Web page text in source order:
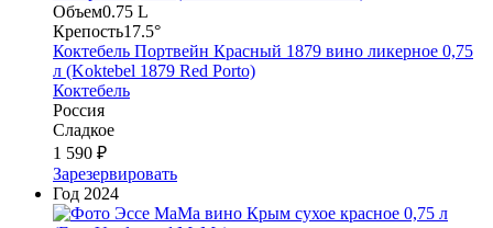
Объем0.75 L
Крепость17.5°
Коктебель Портвейн Красный 1879 вино ликерное 0,75
л (Koktebel 1879 Red Porto)
Коктебель
Россия
Сладкое
1 590 ₽
Зарезервировать
Год 2024